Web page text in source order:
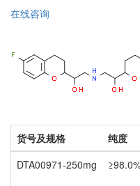
在线咨询
货号及规格 纯度
DTA00971-250mg